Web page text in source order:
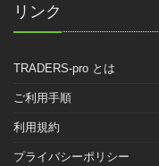
リンク
TRADERS-pro とは
ご利用手順
利用規約
プライバシーポリシー